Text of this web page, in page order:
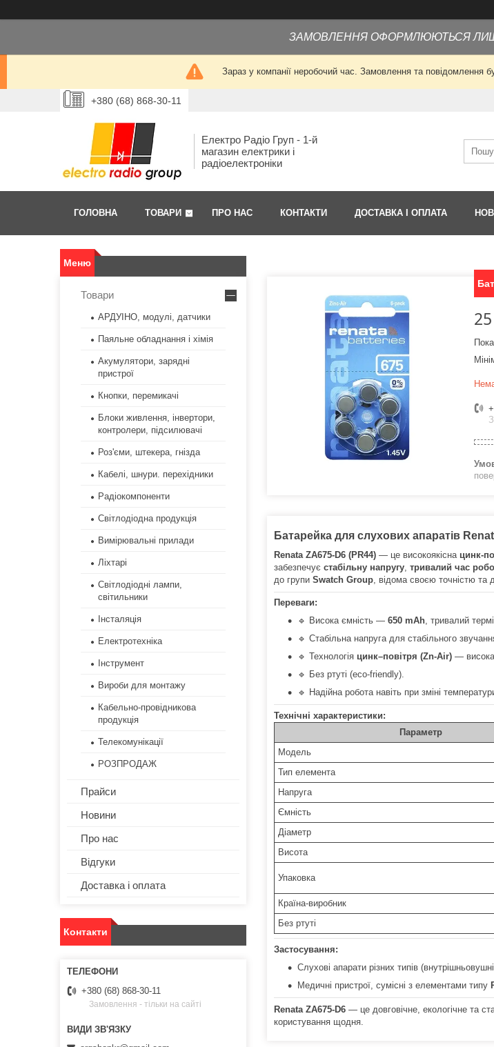
ЗАМОВЛЕННЯ ОФОРМЛЮЮТЬСЯ
Зараз у компанії неробочий час. Замовлення та повідомлення
+380 (68) 868-30-11
Електро Радіо Груп - 1-й
магазин електрики і
радіоелектроніки
ГОЛОВНА ТОВАРИ ПРО НАС КОНТАКТИ ДОСТАВКА І ОПЛАТА
Батарейка для слухових апаратів
Renata ZA675-D6 (PR44) — це високоякісна цинк-
забезпечує стабільну напругу тривалий час
до групи Swatch Group , відома своєю точністю та
Переваги:
🔹 Висока ємність — 650 mAh, тривалий
🔹 Стабільна напруга для стабільного
🔹 Технологія цинк–повітря (Zn-Air) — висока
🔹 Без ртуті (eco-friendly).
🔹 Надійна робота навіть при зміні
Технічні характеристики:
Параметр
Модель
Тип елемента
Напруга
Ємність
Діаметр
Висота
Упаковка
Країна-виробник
Без ртуті
Застосування:
Слухові апарати різних типів
Медичні пристрої, сумісні з елементами типу
Renata ZA675-D6 — це довговічне, екологічне та
користування щодня.
Товари
АРДУІНО, модулі, датчики
Паяльне обладнання і хімія
Акумулятори, зарядні
пристрої
Кнопки, перемикачі
Блоки живлення, інвертори,
контролери, підсилювачі
Роз'єми, штекера, гнізда
Кабелі, шнури. перехідники
Радіокомпоненти
Світлодіодна продукція
Вимірювальні прилади
Ліхтарі
Світлодіодні лампи,
світильники
Інсталяція
Електротехніка
Інструмент
Вироби для монтажу
Кабельно-провідникова
продукція
Телекомунікації
РОЗПРОДАЖ
Прайси
Новини
Про нас
Відгуки
Доставка і оплата
Контакти
+380 (68) 868-30-11
Замовлення - тільки на сайті